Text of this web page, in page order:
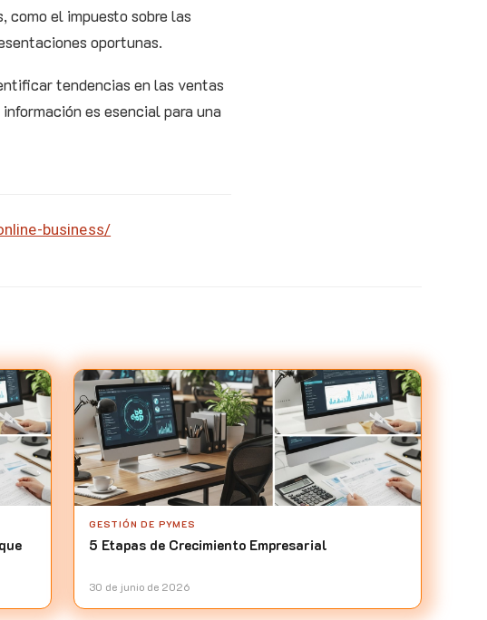
como el impuesto sobre las
oportunas.
tendencias en las ventas
es esencial para una
business/
GESTIÓN DE PYMES
5 Etapas de Crecimiento Empresarial
30 de junio de 2026